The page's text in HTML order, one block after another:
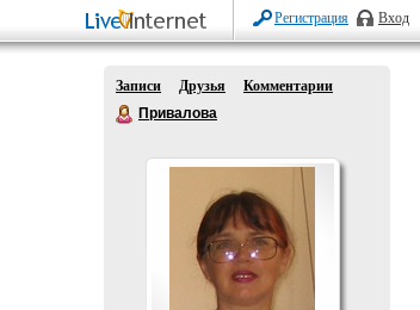
Регистрация Вход
Записи Друзья
Комментарии
Привалова